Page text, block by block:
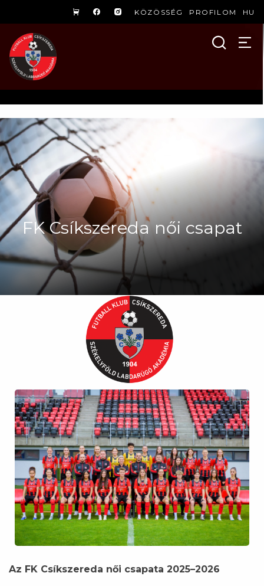
KÖZÖSSÉG PROFILOM HU
FK Csíkszereda női csapat
Az FK Csíkszereda női csapata 2025–2026